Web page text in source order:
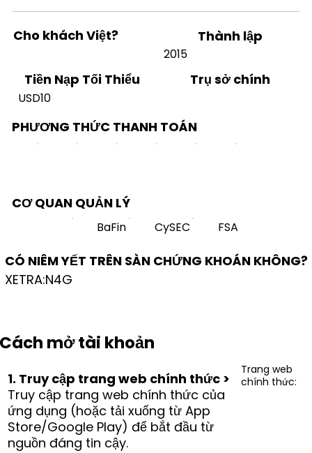
Cho khách Việt? Thành lập
2015
Tiền Nạp Tối Thiểu
USD10
Trụ sở chính
PHƯƠNG THỨC THANH TOÁN
CƠ QUAN QUẢN LÝ
BaFin CySEC FSA
CÓ NIÊM YẾT TRÊN SÀN CHỨNG KHOÁN KHÔNG?
XETRA:N4G
Cách mở tài khoản
1. Truy cập trang web chính thức >
Truy cập trang web chính thức của
ứng dụng (hoặc tải xuống từ App
Store/Google Play) để bắt đầu từ
nguồn đáng tin cậy.
Trang web
chính thức: